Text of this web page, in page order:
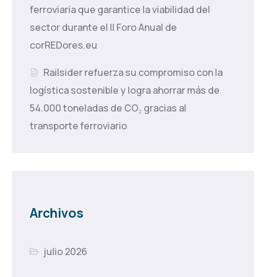
ferroviaria que garantice la viabilidad del
sector durante el II Foro Anual de
corREDores.eu
Railsider refuerza su compromiso con la
logística sostenible y logra ahorrar más de
54.000 toneladas de CO₂ gracias al
transporte ferroviario
Archivos
julio 2026